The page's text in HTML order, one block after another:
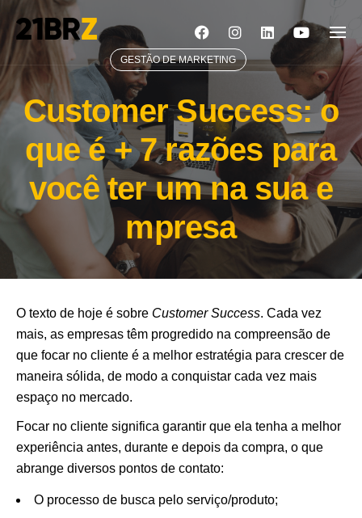
Skip
to
content
GESTÃO DE MARKETING
Customer Success: o
que é + 7 razões para
você ter um na sua e
mpresa
O texto de hoje é sobre Customer Success. Cada vez
mais, as empresas têm progredido na compreensão de
que focar no cliente é a melhor estratégia para crescer de
maneira sólida, de modo a conquistar cada vez mais
espaço no mercado.
Focar no cliente significa garantir que ela tenha a melhor
experiência antes, durante e depois da compra, o que
abrange diversos pontos de contato:
O processo de busca pelo serviço/produto;